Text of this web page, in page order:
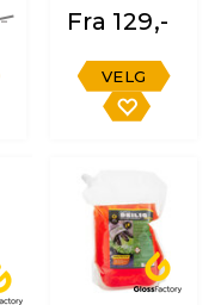
Fra 129,-
VELG